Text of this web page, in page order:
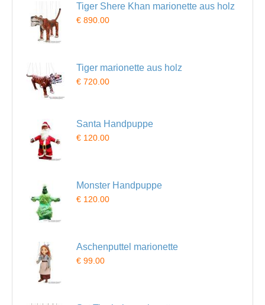
Tiger Shere Khan marionette aus holz
€ 890.00
Tiger marionette aus holz
€ 720.00
Santa Handpuppe
€ 120.00
Monster Handpuppe
€ 120.00
Aschenputtel marionette
€ 99.00